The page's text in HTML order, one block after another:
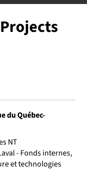
du Québec-
NT
- Fonds internes,
et technologies